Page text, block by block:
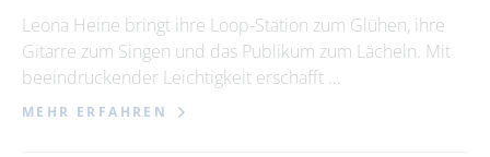
Leona Heine bringt ihre Loop-Station zum Glühen, ihre
Gitarre zum Singen und das Publikum zum Lächeln. Mit
beeindruckender Leichtigkeit erschafft …
MEHR ERFAHREN